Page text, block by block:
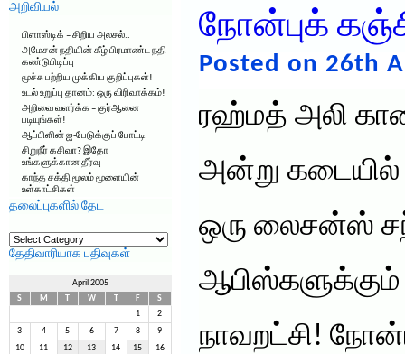
அறிவியல்
பிளாஸ்டிக் – சிறிய அலசல்..
அமேசன் நதியின் கீழ் பிரமாண்ட நதி
கண்டுபிடிப்பு
மூச்சு பற்றிய முக்கிய குறிப்புகள்!
உடல் உறுப்பு தானம்: ஒரு விரிவாக்கம்!
அறிவை வளர்க்க – குர்ஆனை
படியுங்கள்!
ஆப்பிளின் ஐ-பேடுக்குப் போட்டி
சிறுநீர் கசிவா? இதோ
உங்களுக்கான தீர்வு
காந்த சக்தி மூலம் மூளையின்
உள்காட்சிகள்
தலைப்புகளில் தேட
தலைப்புகளில்
தேட
தேதிவாரியாக பதிவுகள்
April 2005
S
M W F
S
1
2
3 4 5 6 7 8 9
10 11 12 13 14 15 16
நோன்புக்
Posted on 26th
ரஹ்மத் அலி
அன்று
ஒரு லைசன்ஸ்
நாவறட்சி!